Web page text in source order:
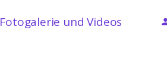
Fotogalerie und Videos